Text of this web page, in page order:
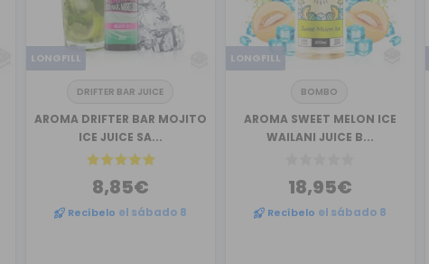
LONGFILL
DRIFTER BAR JUICE
AROMA DRIFTER BAR MOJITO
ICE JUICE SA...
8,85€
Recíbelo el sábado 8
LONGFILL
BOMBO
AROMA SWEET MELON ICE
WAILANI JUICE B...
18,95€
Recíbelo el sábado 8